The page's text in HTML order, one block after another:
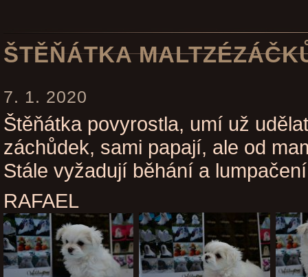
ŠTĚŇÁTKA
7. 1. 2020
Štěňátka povyrostla, umí už
záchůdek, sami papají, ale od
Stále vyžadují běhání a
RAFAEL